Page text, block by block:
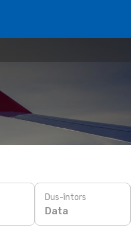
Dus-întors
Data